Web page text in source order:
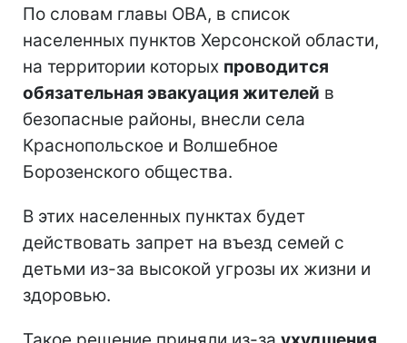
По словам главы ОВА, в список
населенных пунктов Херсонской области,
на территории которых проводится
обязательная эвакуация жителей в
безопасные районы, внесли села
Краснопольское и Волшебное
Борозенского общества.
В этих населенных пунктах будет
действовать запрет на въезд семей с
детьми из-за высокой угрозы их жизни и
здоровью.